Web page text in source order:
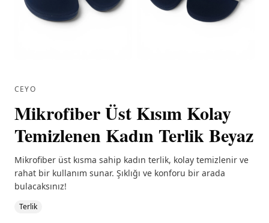
CEYO
Mikrofiber Üst Kısım Kolay
Temizlenen Kadın Terlik Beyaz
Mikrofiber üst kısma sahip kadın terlik, kolay temizlenir ve
rahat bir kullanım sunar. Şıklığı ve konforu bir arada
bulacaksınız!
Terlik